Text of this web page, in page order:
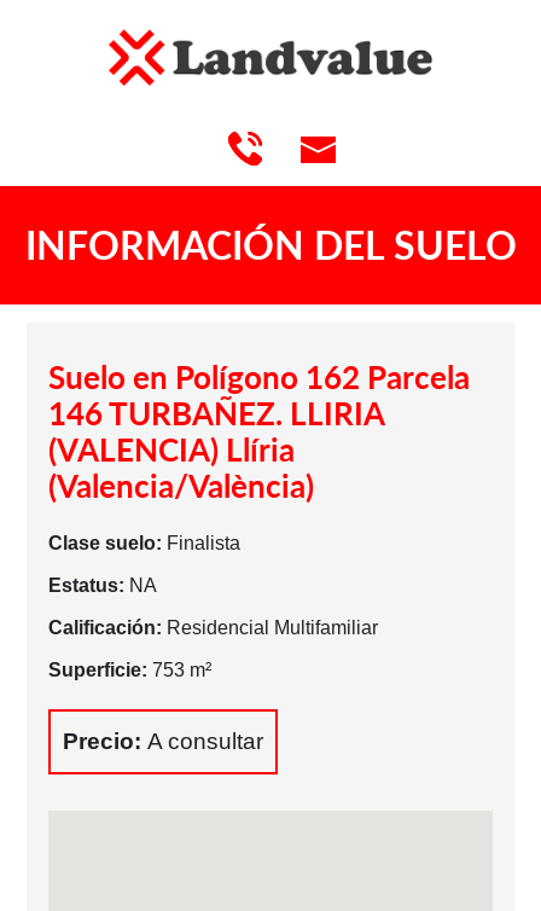
INFORMACIÓN DEL SUELO
Suelo en Polígono 162 Parcela
146 TURBAÑEZ. LLIRIA
(VALENCIA) Llíria
(Valencia/València)
Clase suelo: Finalista
Estatus: NA
Calificación: Residencial Multifamiliar
Superficie: 753 m²
Precio: A consultar